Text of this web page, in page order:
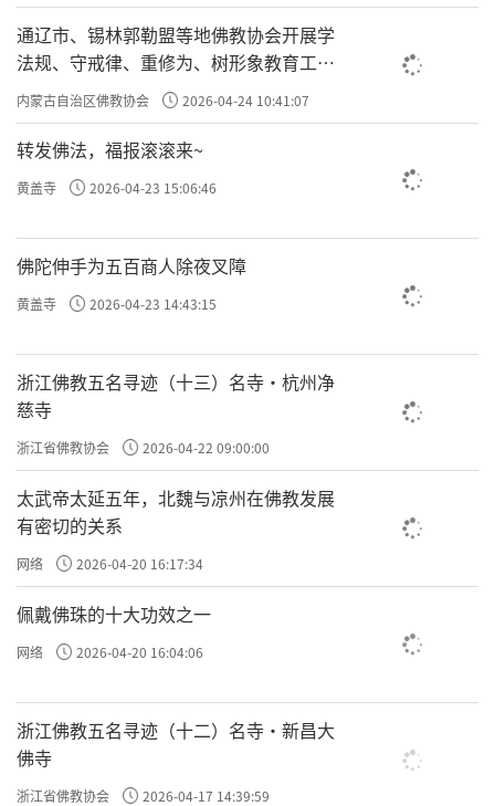
通辽市、锡林郭勒盟等地佛教协会开展学
法规、守戒律、重修为、树形象教育工作
专题学习会
内蒙古自治区佛教协会 2026-04-24 10:41:07
转发佛法，福报滚滚来~
黄盖寺 2026-04-23 15:06:46
佛陀伸手为五百商人除夜叉障
黄盖寺 2026-04-23 14:43:15
浙江佛教五名寻迹（十三）名寺·杭州净
慈寺
浙江省佛教协会 2026-04-22 09:00:00
太武帝太延五年，北魏与凉州在佛教发展
有密切的关系
网络 2026-04-20 16:17:34
佩戴佛珠的十大功效之一
网络 2026-04-20 16:04:06
浙江佛教五名寻迹（十二）名寺·新昌大
佛寺
浙江省佛教协会 2026-04-17 14:39:59